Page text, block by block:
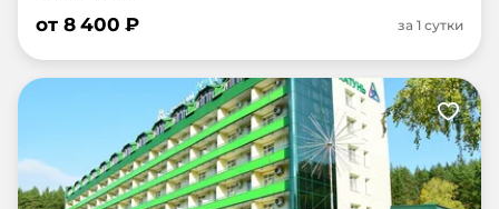
от 8 400 ₽ за 1 сутки